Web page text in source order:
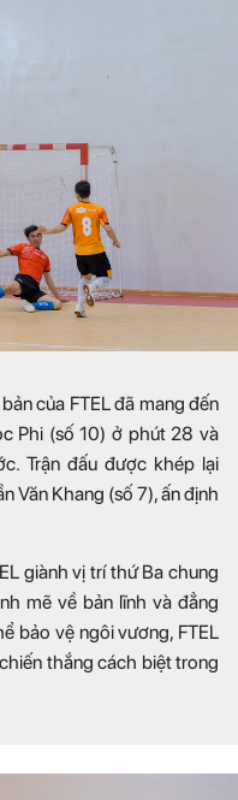
của FTEL đã mang đến
Phi (số 10) ở phút 28 và
Trận đấu được khép lại
Văn Khang (số 7), ấn định
giành vị trí thứ Ba chung
mẽ về bản lĩnh và đẳng
bảo vệ ngôi vương, FTEL
thắng cách biệt trong